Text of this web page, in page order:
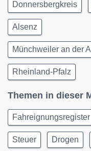
Donnersbergkreis
Alsenz
Münchweiler an der
Rheinland-Pfalz
Themen in dieser
Fahreignungsregister
Steuer Drogen